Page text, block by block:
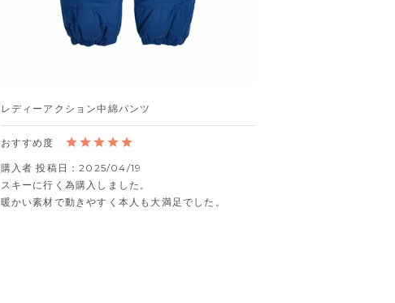
レディーアクション中綿パンツ
購入者 投稿日
2025/04/19
スキーに行く為購入しました。
暖かい素材で動きやすく本人も大満足でした。